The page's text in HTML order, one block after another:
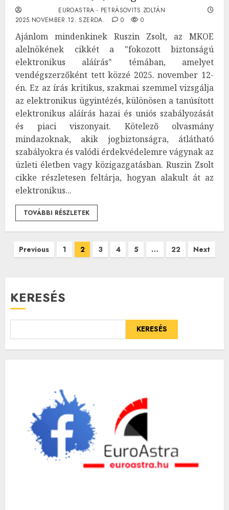
EUROASTRA - PETRÁSOVITS ZOLTÁN
2025.NOVEMBER.12. SZERDA.
0 0
Ajánlom mindenkinek Ruszin Zsolt, az MKOE
alelnökének cikkét a "fokozott biztonságú
elektronikus aláírás" témában, amelyet
vendégszerzőként tett közzé 2025. november 12-
én. Ez az írás kritikus, szakmai szemmel vizsgálja
az elektronikus ügyintézés, különösen a tanúsított
elektronikus aláírás hazai és uniós szabályozását
és piaci viszonyait. Kötelező olvasmány
mindazoknak, akik jogbiztonságra, átlátható
szabályokra és valódi érdekvédelemre vágynak az
üzleti életben vagy közigazgatásban. Ruszin Zsolt
cikke részletesen feltárja, hogyan alakult át az
elektronikus...
TOVÁBBI RÉSZLETEK
Bejegyzések
Previous 1 2 3 4 5 … 22 Next
KERESÉS
KERESÉS